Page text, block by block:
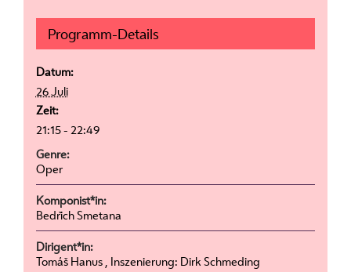
Programm-Details
Datum:
26 Juli
Zeit:
21:15 - 22:49
Genre:
Oper
Komponist*in:
Bedřich Smetana
Dirigent*in:
Tomáš Hanus , Inszenierung: Dirk Schmeding